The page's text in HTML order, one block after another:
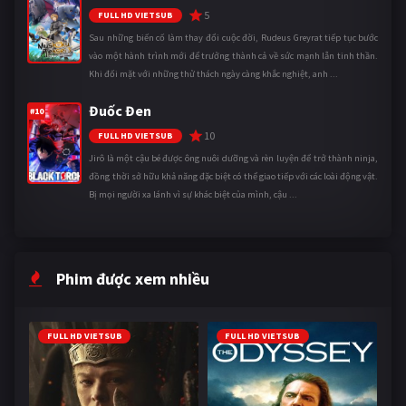
FULL HD VIETSUB 5
Sau những biến cố làm thay đổi cuộc đời, Rudeus Greyrat tiếp tục bước
vào một hành trình mới để trưởng thành cả về sức mạnh lẫn tinh thần.
Khi đối mặt với những thử thách ngày càng khắc nghiệt, anh ...
#10 Đuốc Đen
FULL HD VIETSUB 10
Jirô là một cậu bé được ông nuôi dưỡng và rèn luyện để trở thành ninja,
đồng thời sở hữu khả năng đặc biệt có thể giao tiếp với các loài động vật.
Bị mọi người xa lánh vì sự khác biệt của mình, cậu ...
Phim được xem nhiều
FULL HD VIETSUB FULL HD VIETSUB